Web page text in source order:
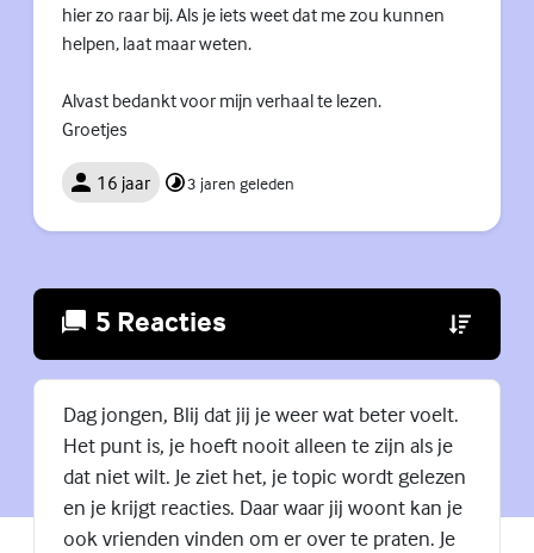
hier zo raar bij. Als je iets weet dat me zou kunnen
helpen, laat maar weten.
Alvast bedankt voor mijn verhaal te lezen.
Groetjes
16 jaar 3 jaren geleden
5 Reacties (Externe
Dag jongen, Blij dat jij je weer wat beter voelt.
Het punt is, je hoeft nooit alleen te zijn als je
dat niet wilt. Je ziet het, je topic wordt gelezen
en je krijgt reacties. Daar waar jij woont kan je
ook vrienden vinden om er over te praten. Je